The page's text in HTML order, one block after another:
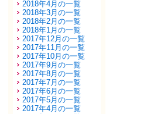
2018年4月の一覧
2018年3月の一覧
2018年2月の一覧
2018年1月の一覧
2017年12月の一覧
2017年11月の一覧
2017年10月の一覧
2017年9月の一覧
2017年8月の一覧
2017年7月の一覧
2017年6月の一覧
2017年5月の一覧
2017年4月の一覧